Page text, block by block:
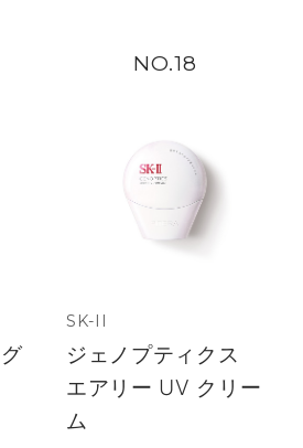
18
SK-II
ジェノプティクス
エアリー UV クリー
ム